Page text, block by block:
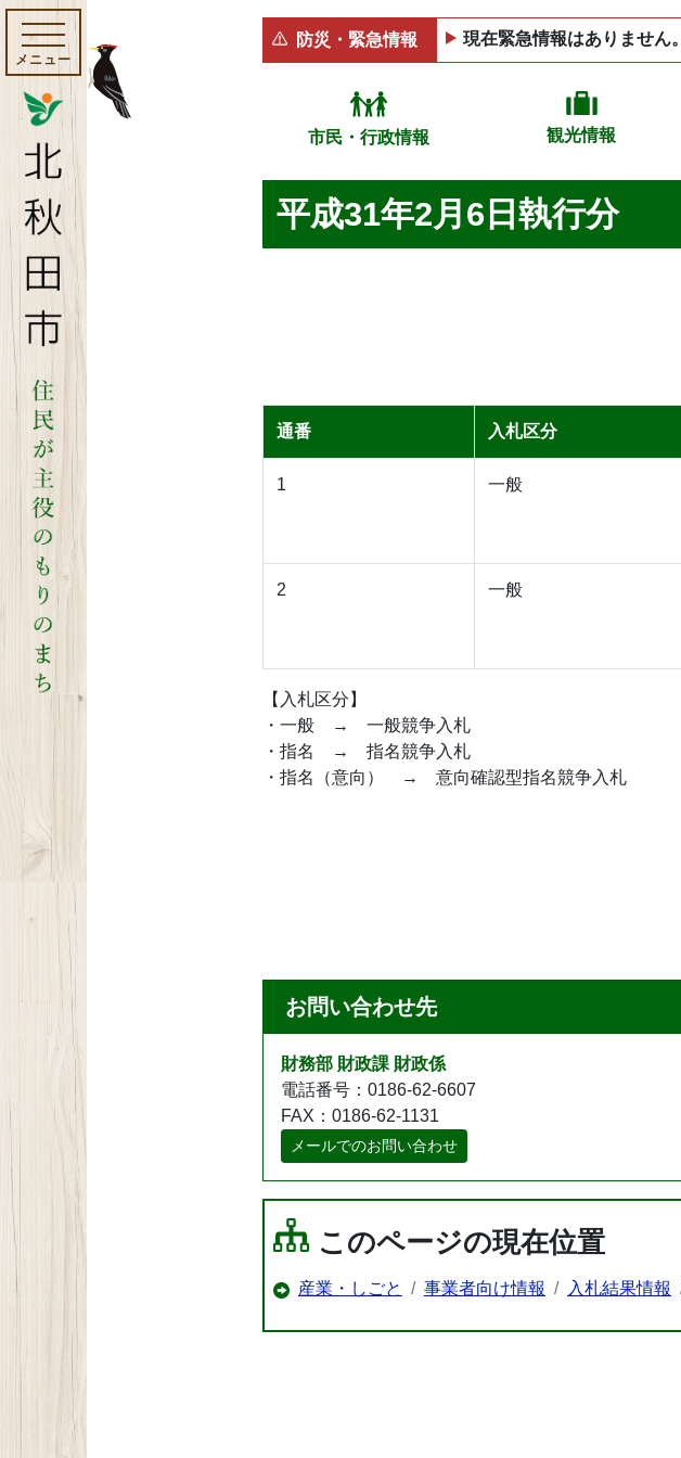
メニュー
防災・緊急情報 現在緊急情報はありません。
市民・行政情報 観光情報
平成31年2月6日執行分
通番 入札区分
1 一般
2 一般
【入札区分】
・一般 → 一般競争入札
・指名 → 指名競争入札
・指名（意向） → 意向確認型指名競争入札
お問い合わせ先
財務部 財政課 財政係
電話番号：0186-62-6607
FAX：0186-62-1131
メールでのお問い合わせ
このページの現在位置
産業・しごと 事業者向け情報 入札結果情報